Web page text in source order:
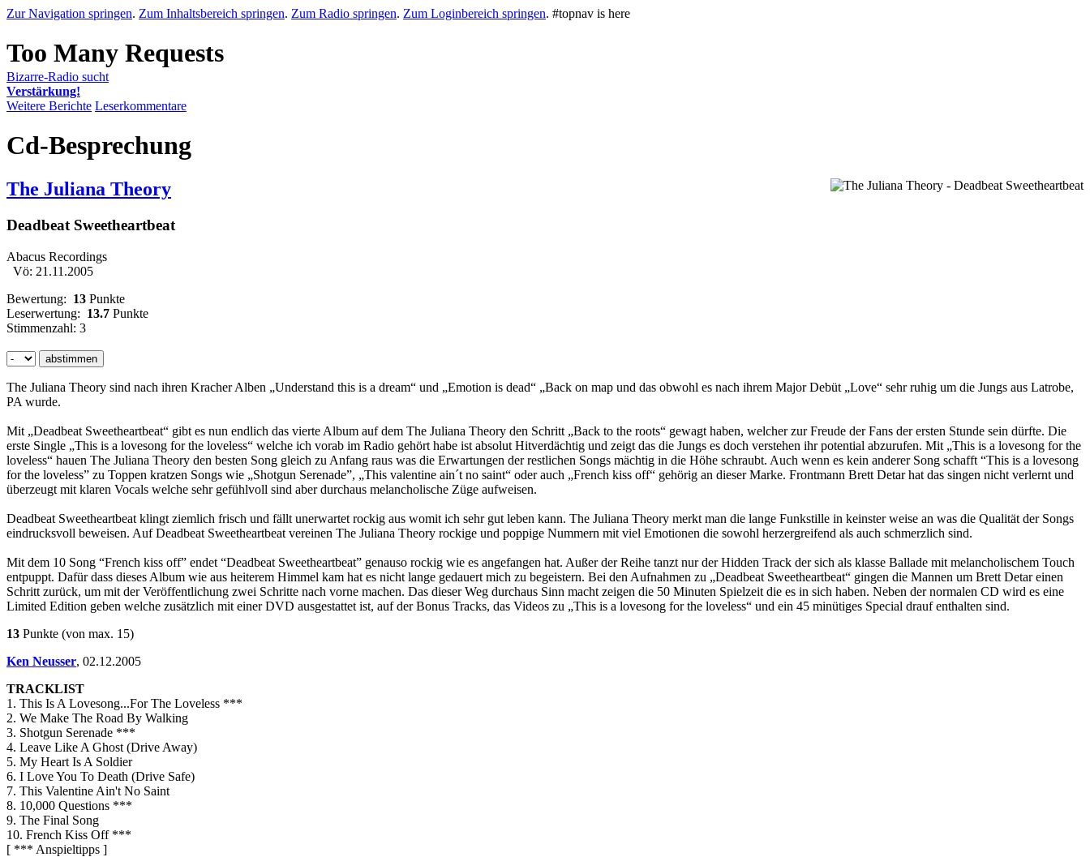
Zur Navigation springen. Zum Inhaltsbereich springen. Zum Radio springen. Zum Loginbereich springen. #topnav is here
Bizarre-Radio sucht
Verstärkung!
Weitere Berichte Leserkommentare
Cd-Besprechung
The Juliana Theory
Deadbeat Sweetheartbeat
Abacus Recordings
Vö: 21.11.2005
Bewertung: 13 Punkte
Leserwertung: 13.7 Punkte
Stimmenzahl: 3
The Juliana Theory sind nach ihren Kracher Alben „Understand this is a dream“ und „Emotion is dead“ „Back on map und das obwohl es nach ihrem Major Debüt „Love“ sehr ruhig um die Jungs aus Latrobe,
PA wurde.
Mit „Deadbeat Sweetheartbeat“ gibt es nun endlich das vierte Album auf dem The Juliana Theory den Schritt „Back to the roots“ gewagt haben, welcher zur Freude der Fans der ersten Stunde sein dürfte. Die
erste Single „This is a lovesong for the loveless“ welche ich vorab im Radio gehört habe ist absolut Hitverdächtig und zeigt das die Jungs es doch verstehen ihr potential abzurufen. Mit „This is a lovesong for the
loveless“ hauen The Juliana Theory den besten Song gleich zu Anfang raus was die Erwartungen der restlichen Songs mächtig in die Höhe schraubt. Auch wenn es kein anderer Song schafft “This is a lovesong
for the loveless” zu Toppen kratzen Songs wie „Shotgun Serenade”, „This valentine ain´t no saint“ oder auch „French kiss off“ gehörig an dieser Marke. Frontmann Brett Detar hat das singen nicht verlernt und
überzeugt mit klaren Vocals welche sehr gefühlvoll sind aber durchaus melancholische Züge aufweisen.
Deadbeat Sweetheartbeat klingt ziemlich frisch und fällt unerwartet rockig aus womit ich sehr gut leben kann. The Juliana Theory merkt man die lange Funkstille in keinster weise an was die Qualität der Songs
eindrucksvoll beweisen. Auf Deadbeat Sweetheartbeat vereinen The Juliana Theory rockige und poppige Nummern mit viel Emotionen die sowohl herzergreifend als auch schmerzlich sind.
Mit dem 10 Song “French kiss off” endet “Deadbeat Sweetheartbeat” genauso rockig wie es angefangen hat. Außer der Reihe tanzt nur der Hidden Track der sich als klasse Ballade mit melancholischem Touch
entpuppt. Dafür dass dieses Album wie aus heiterem Himmel kam hat es nicht lange gedauert mich zu begeistern. Bei den Aufnahmen zu „Deadbeat Sweetheartbeat“ gingen die Mannen um Brett Detar einen
Schritt zurück, um mit der Veröffentlichung zwei Schritte nach vorne machen. Das dieser Weg durchaus Sinn macht zeigen die 50 Minuten Spielzeit die es in sich haben. Neben der normalen CD wird es eine
Limited Edition geben welche zusätzlich mit einer DVD ausgestattet ist, auf der Bonus Tracks, das Videos zu „This is a lovesong for the loveless“ und ein 45 minütiges Special drauf enthalten sind.
13 Punkte (von max. 15)
Ken Neusser, 02.12.2005
TRACKLIST
1. This Is A Lovesong...For The Loveless ***
2. We Make The Road By Walking
3. Shotgun Serenade ***
4. Leave Like A Ghost (Drive Away)
5. My Heart Is A Soldier
6. I Love You To Death (Drive Safe)
7. This Valentine Ain't No Saint
8. 10,000 Questions ***
9. The Final Song
10. French Kiss Off ***
[ *** Anspieltipps ]